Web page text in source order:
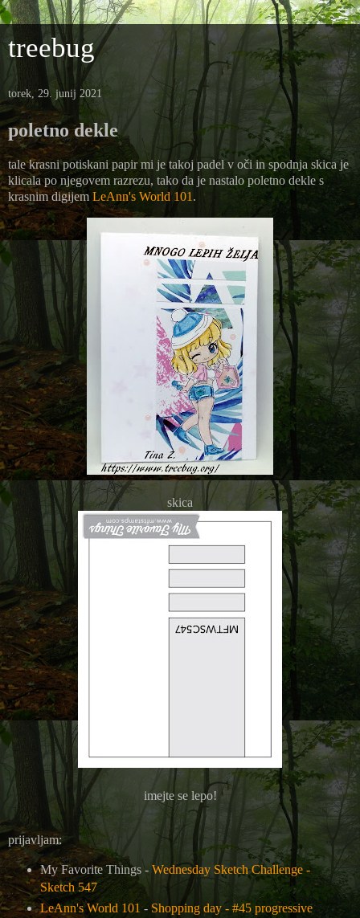
treebug
torek, 29. junij 2021
poletno dekle
tale krasni potiskani papir mi je takoj padel v oči in spodnja skica je
klicala po njegovem razrezu, tako da je nastalo poletno dekle s
krasnim digijem LeAnn's World 101 .
skica
imejte se lepo!
prijavljam:
My Favorite Things - Wednesday Sketch Challenge -
Sketch 547
LeAnn's World 101 - Shopping day - #45 progressive